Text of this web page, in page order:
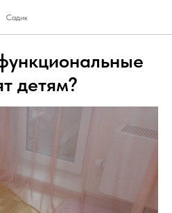
Садик
детям?